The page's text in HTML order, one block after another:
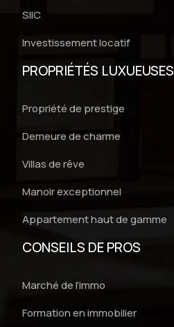
SIIC
Investissement locatif
PROPRIÉTÉS LUXUEUSES
Propriété de prestige
Demeure de charme
Villas de rêve
Manoir exceptionnel
Appartement haut de gamme
CONSEILS DE PROS
Marché de l’immo
Formation en immobilier